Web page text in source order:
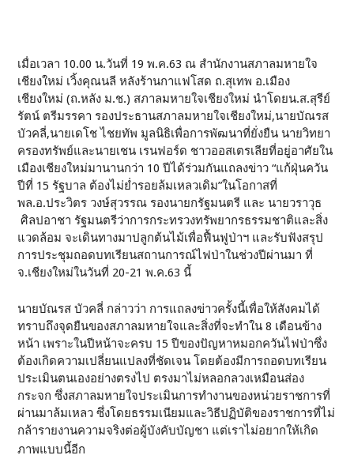
เมื่อเวลา 10.00 น.วันที่ 19 พ.ค.63 ณ สำนักงานสภาลมหายใจ
เชียงใหม่ เวิ้งคุณนลี หลังร้านกาแฟโสด ถ.สุเทพ อ.เมือง
เชียงใหม่ (ถ.หลัง ม.ช.) สภาลมหายใจเชียงใหม่ นำโดยน.ส.สุรีย์
รัตน์ ตรีมรรคา รองประธานสภาลมหายใจเชียงใหม่,นายบัณรส
บัวคลี่,นายเดโช ไชยทัพ มูลนิธิเพื่อการพัฒนาที่ยั่งยืน นายวิทยา
ครองทรัพย์และนายเชน เรนฟอร์ด ชาวออสเตรเลียที่อยู่อาศัยใน
เมืองเชียงใหม่มานานกว่า 10 ปีได้ร่วมกันแถลงข่าว “แก้ฝุ่นควัน
ปีที่ 15 รัฐบาล ต้องไม่ย่ำรอยล้มเหลวเดิม”ในโอกาสที่
พล.อ.ประวิตร วงษ์สุวรรณ รองนายกรัฐมนตรี และ นายวราวุธ
ศิลปอาชา รัฐมนตรีว่าการกระทรวงทรัพยากรธรรมชาติและสิ่ง
แวดล้อม จะเดินทางมาปลูกต้นไม้เพื่อฟื้นฟูป่าฯ และรับฟังสรุป
การประชุมถอดบทเรียนสถานการณ์ไฟป่าในช่วงปีผ่านมา ที่
จ.เชียงใหม่ในวันที่ 20-21 พ.ค.63 นี้
นายบัณรส บัวคลี่ กล่าวว่า การแถลงข่าวครั้งนี้เพื่อให้สังคมได้
ทราบถึงจุดยืนของสภาลมหายใจและสิ่งที่จะทำใน 8 เดือนข้าง
หน้า เพราะในปีหน้าจะครบ 15 ปีของปัญหาหมอกควันไฟป่าซึ่ง
ต้องเกิดความเปลี่ยนแปลงที่ชัดเจน โดยต้องมีการถอดบทเรียน
ประเมินตนเองอย่างตรงไป ตรงมาไม่หลอกลวงเหมือนส่อง
กระจก ซึ่งสภาลมหายใจประเมินการทำงานของหน่วยราชการที่
ผ่านมาล้มเหลว ซึ่งโดยธรรมเนียมและวิธีปฏิบัติของราชการที่ไม่
กล้ารายงานความจริงต่อผู้บังคับบัญชา แต่เราไม่อยากให้เกิด
ภาพแบบนี้อีก